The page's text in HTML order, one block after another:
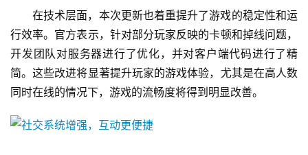
在技术层面，本次更新也着重提升了游戏的稳定性和运
行效率。官方表示，针对部分玩家反映的卡顿和掉线问题，
开发团队对服务器进行了优化，并对客户端代码进行了精
简。这些改进将显著提升玩家的游戏体验，尤其是在高人数
同时在线的情况下，游戏的流畅度将得到明显改善。